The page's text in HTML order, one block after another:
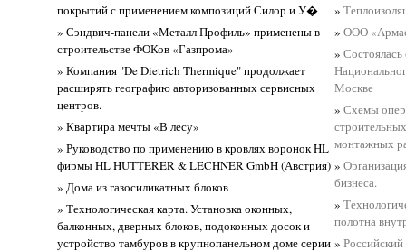
покрытий с применением композиций Силор и У�
» Сэндвич-панели «Металл Профиль» применены в
строительстве ФОКов «Газпрома»
» Компания "De Dietrich Thermique" продолжает
расширять географию авторизованных сервисных
центров.
» Квартира мечты «В лесу»
» Руководство по применению в кровлях воронок HL
фирмы HL HUTTERER & LECHNER GmbH (Австрия)
» Дома из газосиликатных блоков
» Технологическая карта. Установка оконных,
балконных, дверных блоков, подоконных досок и
устройство тамбуров в крупнопанельном доме серии
»
»ООО
»
Москве
»Схемы
монтажных
»
бизнеса.
»
полотна
»